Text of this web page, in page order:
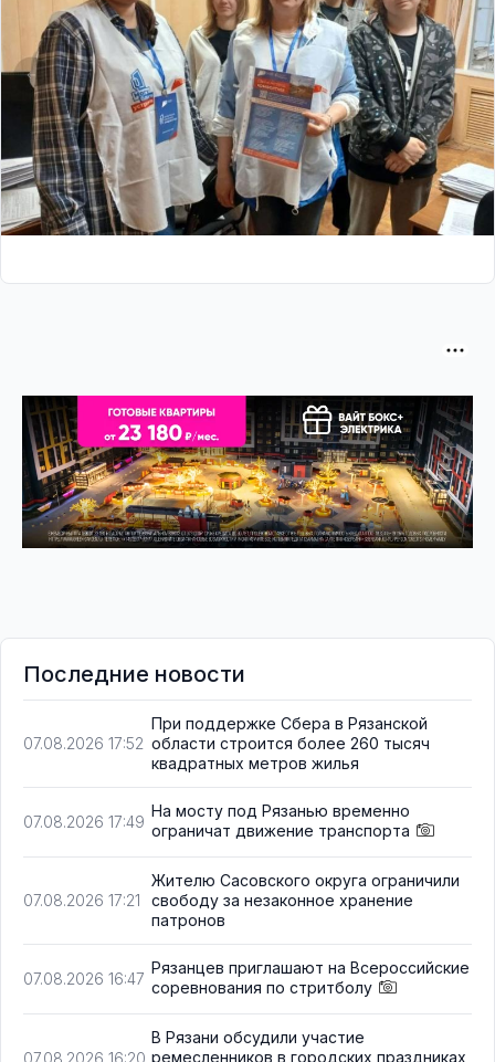
Последние новости
07.08.2026 17:52
При поддержке Сбера в Рязанской
области строится более 260 тысяч
квадратных метров жилья
07.08.2026 17:49
На мосту под Рязанью временно
ограничат движение транспорта
07.08.2026 17:21
Жителю Сасовского округа ограничили
свободу за незаконное хранение
патронов
07.08.2026 16:47
Рязанцев приглашают на Всероссийские
соревнования по стритболу
В Рязани обсудили участие
ремесленников в городских праздниках